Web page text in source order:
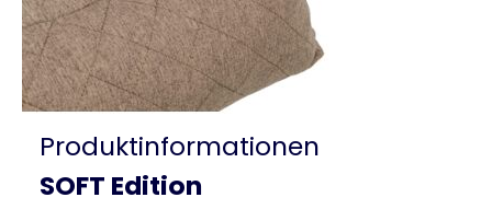
Produktinformationen
SOFT Edition